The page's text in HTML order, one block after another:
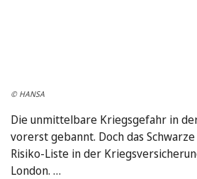
© HANSA
Die unmittelbare Kriegsgefahr in
vorerst gebannt. Doch das
Risiko-Liste in der
London. …